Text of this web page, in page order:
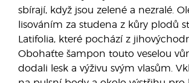
sbírají, když jsou zelené a nezralé.
lisováním za studena z kůry plodů
Latifolia, které pochází z
Obohaťte šampon touto veselou
dodali lesk a výživu svým vlasům.